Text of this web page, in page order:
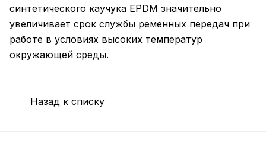
синтетического каучука EPDM значительно
увеличивает срок службы ременных передач при
работе в условиях высоких температур
окружающей среды.
Назад к списку